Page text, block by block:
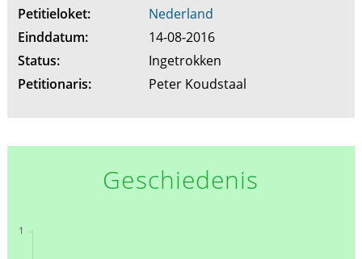
Petitieloket:
Nederland
Einddatum:
14-08-2016
Status:
Ingetrokken
Petitionaris:
Peter Koudstaal
Geschiedenis